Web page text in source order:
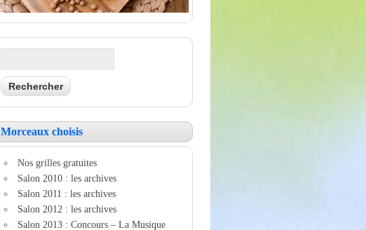
Morceaux choisis
Nos grilles gratuites
Salon 2010 : les archives
Salon 2011 : les archives
Salon 2012 : les archives
Salon 2013 : Concours – La Musique